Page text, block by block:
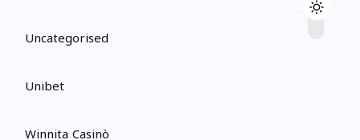
Uncategorised
Unibet
Winnita Casinò